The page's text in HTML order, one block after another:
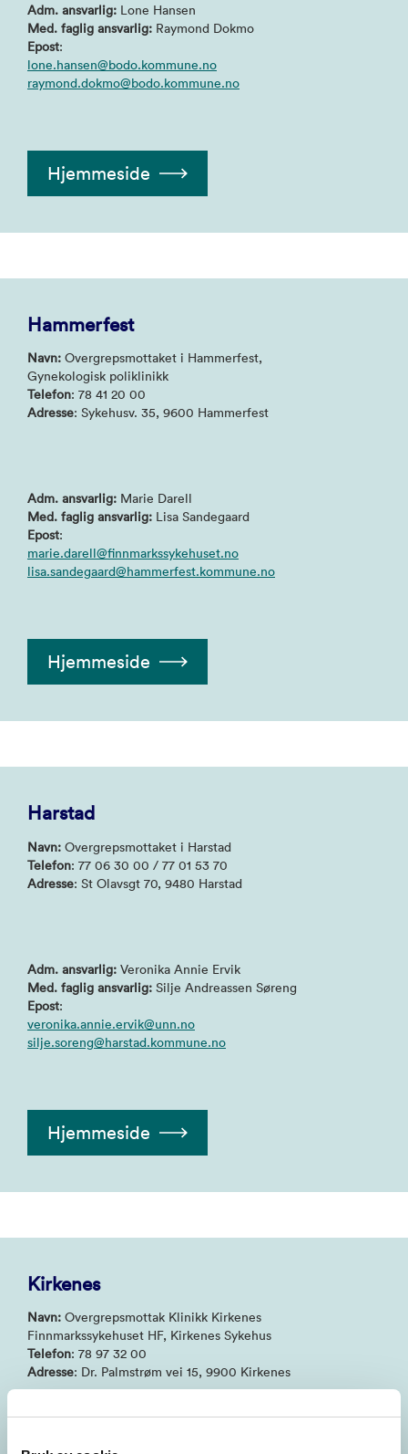
Adm. ansvarlig: Lone Hansen
Med. faglig ansvarlig: Raymond Dokmo
Epost:
lone.hansen@bodo.kommune.no
raymond.dokmo@bodo.kommune.no
Hjemmeside
Hammerfest
Navn: Overgrepsmottaket i Hammerfest,
Gynekologisk poliklinikk
Telefon: 78 41 20 00
Adresse: Sykehusv. 35, 9600 Hammerfest
Adm. ansvarlig: Marie Darell
Med. faglig ansvarlig: Lisa Sandegaard
Epost:
marie.darell@finnmarkssykehuset.no
lisa.sandegaard@hammerfest.kommune.no
Hjemmeside
Harstad
Navn: Overgrepsmottaket i Harstad
Telefon: 77 06 30 00 / 77 01 53 70
Adresse: St Olavsgt 70, 9480 Harstad
Adm. ansvarlig: Veronika Annie Ervik
Med. faglig ansvarlig: Silje Andreassen Søreng
Epost:
veronika.annie.ervik@unn.no
silje.soreng@harstad.kommune.no
Hjemmeside
Kirkenes
Navn: Overgrepsmottak Klinikk Kirkenes
Finnmarkssykehuset HF, Kirkenes Sykehus
Telefon: 78 97 32 00
Adresse: Dr. Palmstrøm vei 15, 9900 Kirkenes